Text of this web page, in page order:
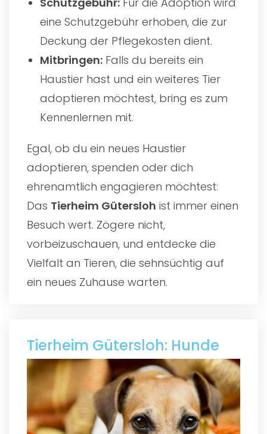
eine Schutzgebühr erhoben, die zur
Deckung der Pflegekosten dient.
Mitbringen: Falls du bereits ein
Haustier hast und ein weiteres Tier
adoptieren möchtest, bring es zum
Kennenlernen mit.
Egal, ob du ein neues Haustier
adoptieren, spenden oder dich
ehrenamtlich engagieren möchtest:
Das Tierheim Gütersloh ist immer einen
Besuch wert. Zögere nicht,
vorbeizuschauen, und entdecke die
Vielfalt an Tieren, die sehnsüchtig auf
ein neues Zuhause warten.
Tierheim Gütersloh: Hunde